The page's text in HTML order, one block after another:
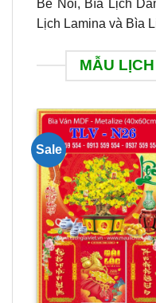
Bế Nổi, Bìa Lịch
Lịch Lamina và Bìa
MẪU
Sale